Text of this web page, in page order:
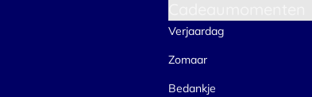
Verjaardag
Zomaar
Bedankje